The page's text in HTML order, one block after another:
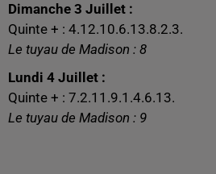
Dimanche 3 Juillet :
Quinte + : 4.12.10.6.13.8.2.3.
Le tuyau de Madison : 8
Lundi 4 Juillet :
Quinte + : 7.2.11.9.1.4.6.13.
Le tuyau de Madison : 9